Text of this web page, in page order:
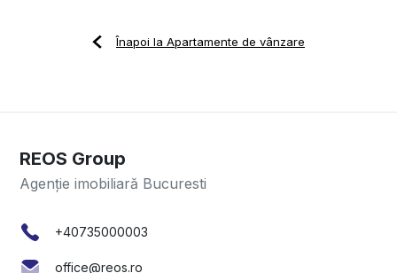
Înapoi la Apartamente de vânzare
REOS Group
Agenție imobiliară Bucuresti
+40735000003
office@reos.ro